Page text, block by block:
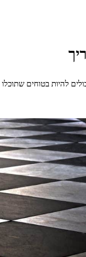
להיות בטוחים